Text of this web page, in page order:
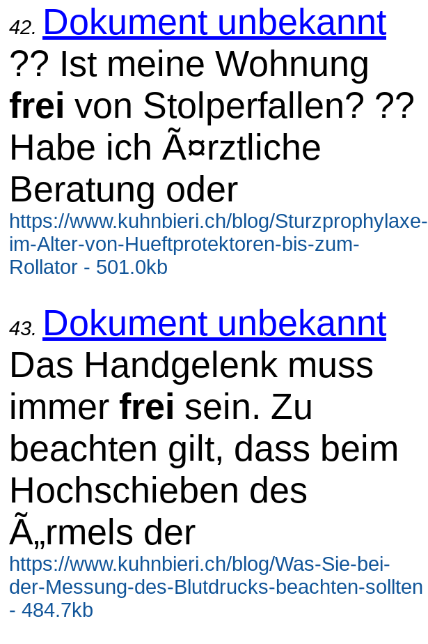
42. Dokument unbekannt
?? Ist meine Wohnung
frei von Stolperfallen? ??
Habe ich Ã¤rztliche
Beratung oder
https://www.kuhnbieri.ch/blog/Sturzprophylaxe-
im-Alter-von-Hueftprotektoren-bis-zum-
Rollator - 501.0kb
43. Dokument unbekannt
Das Handgelenk muss
immer frei sein. Zu
beachten gilt, dass beim
Hochschieben des
Ã„rmels der
https://www.kuhnbieri.ch/blog/Was-Sie-bei-
der-Messung-des-Blutdrucks-beachten-sollten
- 484.7kb